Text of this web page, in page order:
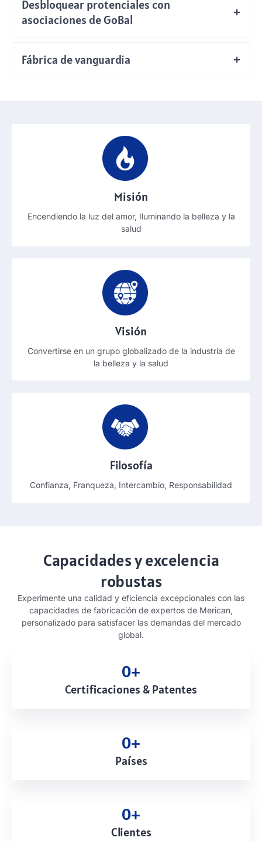
Desbloquear protenciales con
asociaciones de GoBal
Fábrica de vanguardia
Misión
Encendiendo la luz del amor, Iluminando la belleza y la
salud
Visión
Convertirse en un grupo globalizado de la industria de
la belleza y la salud
Filosofía
Confianza, Franqueza, Intercambio, Responsabilidad
Capacidades y excelencia
robustas
Experimente una calidad y eficiencia excepcionales con las
capacidades de fabricación de expertos de Merican,
personalizado para satisfacer las demandas del mercado
global.
Certificaciones & Patentes
0+
Países
0+
Clientes
0+